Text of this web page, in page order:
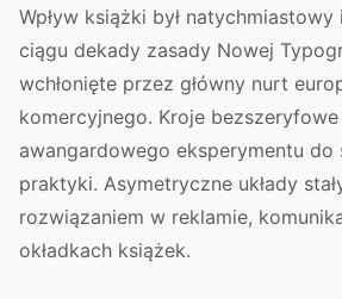
Wpływ książki był
ciągu dekady zasady Nowej
wchłonięte przez główny nurt
komercyjnego. Kroje bezszeryfowe
awangardowego eksperymentu do
praktyki. Asymetryczne układy
rozwiązaniem w reklamie,
okładkach książek.